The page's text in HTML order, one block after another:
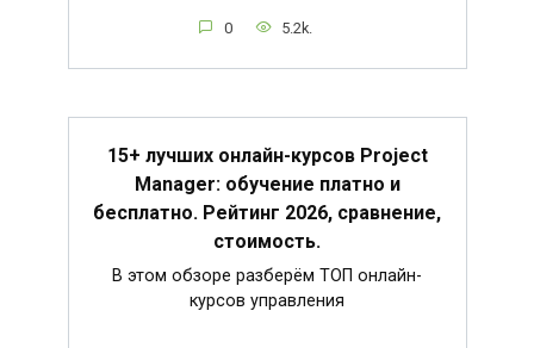
0 5.2k.
15+ лучших онлайн-курсов Project
Manager: обучение платно и
бесплатно. Рейтинг 2026, сравнение,
стоимость.
В этом обзоре разберём ТОП онлайн-
курсов управления